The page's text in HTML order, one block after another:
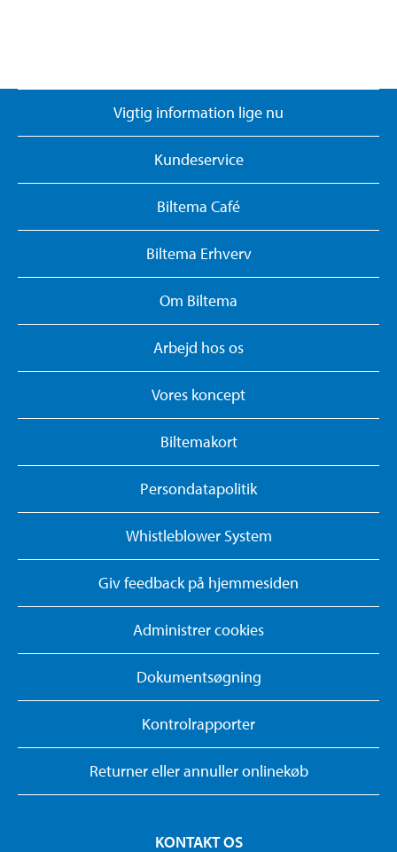
Vigtig information lige nu
Kundeservice
Biltema Café
Biltema Erhverv
Om Biltema
Arbejd hos os
Vores koncept
Biltemakort
Persondatapolitik
Whistleblower System
Giv feedback på hjemmesiden
Administrer cookies
Dokumentsøgning
Kontrolrapporter
Returner eller annuller onlinekøb
KONTAKT OS